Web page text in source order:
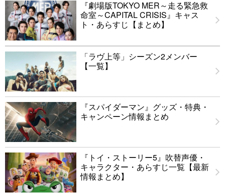
『劇場版TOKYO MER～走る緊急救
命室～CAPITAL CRISIS』キャス
ト・あらすじ【まとめ】
「ラヴ上等」シーズン2メンバー
【一覧】
『スパイダーマン』グッズ・特典・
キャンペーン情報まとめ
『トイ・ストーリー5』吹替声優・
キャラクター・あらすじ一覧【最新
情報まとめ】